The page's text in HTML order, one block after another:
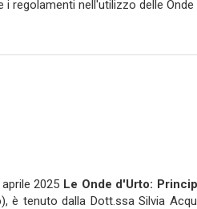
i regolamenti nell'utilizzo delle Onde
2025 Le Onde d'Urto:
), è tenuto dalla Dott.ssa Silvia